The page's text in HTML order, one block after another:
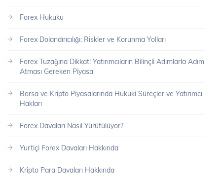
Forex Hukuku
Forex Dolandırıcılığı: Riskler ve Korunma Yolları
Forex Tuzağına Dikkat! Yatırımcıların Bilinçli Adımlarla Adım
Atması Gereken Piyasa
Borsa ve Kripto Piyasalarında Hukuki Süreçler ve Yatırımcı
Hakları
Forex Davaları Nasıl Yürütülüyor?
Yurtiçi Forex Davaları Hakkında
Kripto Para Davaları Hakkında